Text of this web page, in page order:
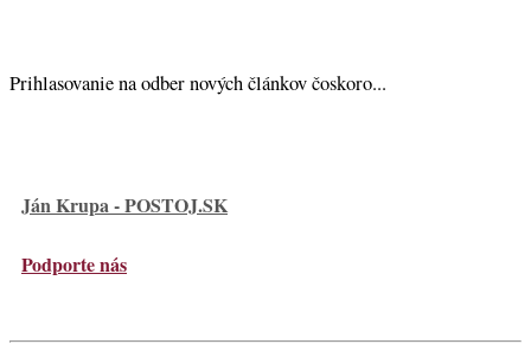
Prihlasovanie na odber nových článkov čoskoro...
Ján Krupa - POSTOJ.SK
Podporte nás